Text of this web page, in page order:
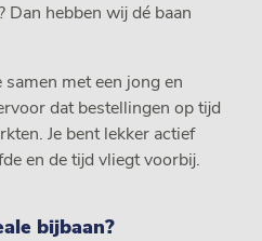
Dan hebben wij dé baan
met een jong en
dat bestellingen op tijd
Je bent lekker actief
en de tijd vliegt voorbij.
bijbaan?